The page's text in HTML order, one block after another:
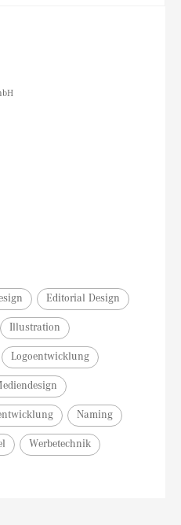
Editorial Design
Illustration
Logoentwicklung
Naming
Werbetechnik